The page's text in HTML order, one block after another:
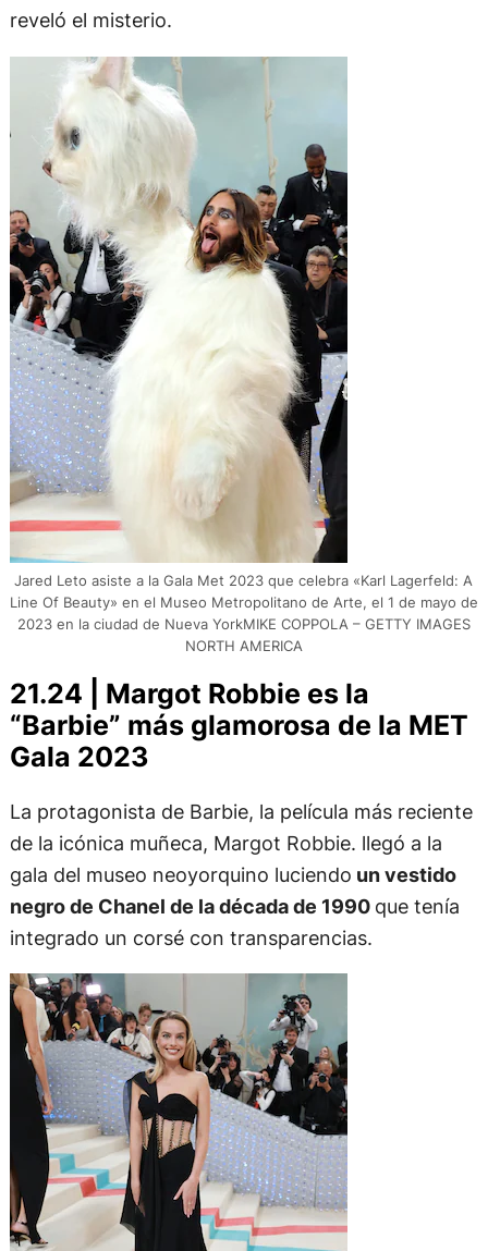
reveló el misterio.
Jared Leto asiste a la Gala Met 2023 que celebra «Karl Lagerfeld: A
Line Of Beauty» en el Museo Metropolitano de Arte, el 1 de mayo de
2023 en la ciudad de Nueva YorkMIKE COPPOLA – GETTY IMAGES
NORTH AMERICA
21.24 | Margot Robbie es la
“Barbie” más glamorosa de la MET
Gala 2023
La protagonista de Barbie, la película más reciente
de la icónica muñeca, Margot Robbie. llegó a la
gala del museo neoyorquino luciendo un vestido
negro de Chanel de la década de 1990 que tenía
integrado un corsé con transparencias.